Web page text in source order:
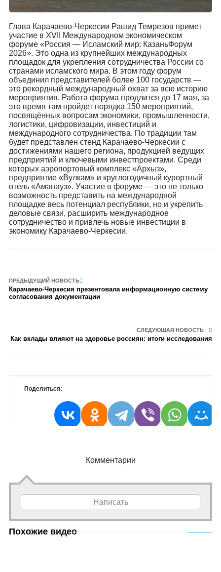
Глава Карачаево-Черкесии Рашид Темрезов примет
участие в XVII Международном экономическом
форуме «Россия — Исламский мир: КазаньФорум
2026». Это одна из крупнейших международных
площадок для укрепления сотрудничества России со
странами исламского мира. В этом году форум
объединил представителей более 100 государств —
это рекордный международный охват за всю историю
мероприятия. Работа форума продлится до 17 мая, за
это время там пройдет порядка 150 мероприятий,
посвящённых вопросам экономики, промышленности,
логистики, цифровизации, инвестиций и
международного сотрудничества. По традиции там
будет представлен стенд Карачаево-Черкесии с
достижениями нашего региона, продукцией ведущих
предприятий и ключевыми инвестпроектами. Среди
которых аэропортовый комплекс «Архыз»,
предприятие «Вулкам» и круглогодичный курортный
отель «Аманауз». Участие в форуме — это не только
возможность представить на международной
площадке весь потенциал республики, но и укрепить
деловые связи, расширить международное
сотрудничество и привлечь новые инвестиции в
экономику Карачаево-Черкесии.
ПРЕДЫДУЩИЙ НОВОСТЬ
Карачаево-Черкесия презентовала информационную систему
согласования документации
СЛЕДУЮЩАЯ НОВОСТЬ
Как вклады влияют на здоровье россиян: итоги исследования
Поделиться:
Комментарии
Написать
Похожие видео